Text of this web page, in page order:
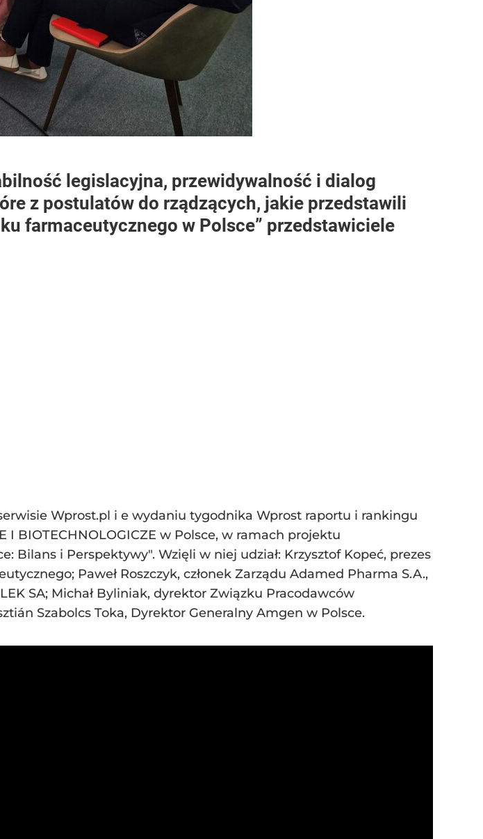
legislacyjna, przewidywalność i dialog
z postulatów do rządzących, jakie przedstawili
farmaceutycznego w Polsce” przedstawiciele
Wprost.pl i e wydaniu tygodnika Wprost raportu i rankingu
I BIOTECHNOLOGICZE w Polsce, w ramach projektu
Bilans i Perspektywy". Wzięli w niej udział: Krzysztof Kopeć, prezes
Paweł Roszczyk, członek Zarządu Adamed Pharma S.A.,
SA; Michał Byliniak, dyrektor Związku Pracodawców
Szabolcs Toka, Dyrektor Generalny Amgen w Polsce.